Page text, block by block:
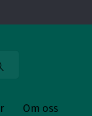
Om oss